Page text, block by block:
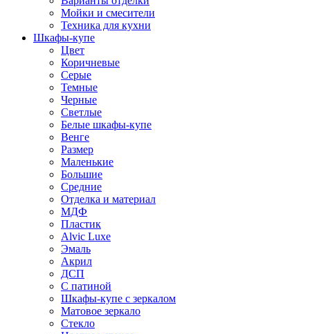
Мойки и смесители
Техника для кухни
Шкафы-купе
Цвет
Коричневые
Серые
Темные
Черные
Светлые
Белые шкафы-купе
Венге
Размер
Маленькие
Большие
Средние
Отделка и материал
МДФ
Пластик
Alvic Luxe
Эмаль
Акрил
ДСП
С патиной
Шкафы-купе с зеркалом
Матовое зеркало
Стекло